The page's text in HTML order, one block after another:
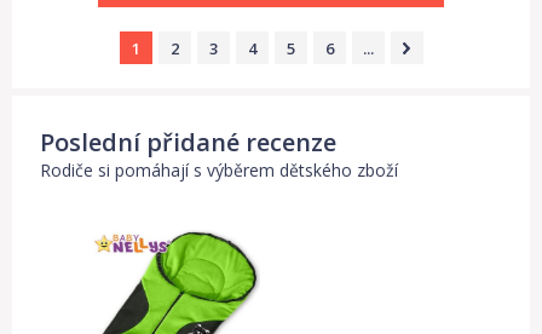
1 2 3 4 5 6 ...
Poslední přidané recenze
Rodiče si pomáhají s výběrem dětského zboží